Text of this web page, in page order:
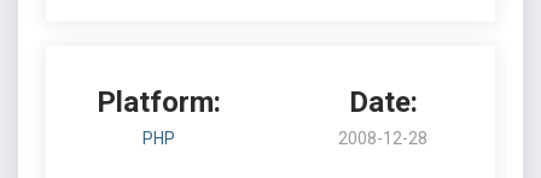
Platform:
PHP
Date:
2008-12-28